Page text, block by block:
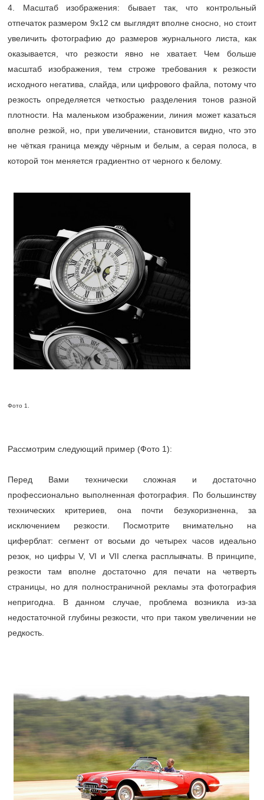
4. Масштаб изображения: бывает так, что контрольный
отпечаток размером 9х12 см выглядят вполне сносно, но стоит
увеличить фотографию до размеров журнального листа, как
оказывается, что резкости явно не хватает. Чем больше
масштаб изображения, тем строже требования к резкости
исходного негатива, слайда, или цифрового файла, потому что
резкость определяется четкостью разделения тонов разной
плотности. На маленьком изображении, линия может казаться
вполне резкой, но, при увеличении, становится видно, что это
не чёткая граница между чёрным и белым, а серая полоса, в
которой тон меняется градиентно от черного к белому.
Фото 1.
Рассмотрим следующий пример (Фото 1):
Перед Вами технически сложная и достаточно
профессионально выполненная фотография. По большинству
технических критериев, она почти безукоризненна, за
исключением резкости. Посмотрите внимательно на
циферблат: сегмент от восьми до четырех часов идеально
резок, но цифры V, VI и VII слегка расплывчаты. В принципе,
резкости там вполне достаточно для печати на четверть
страницы, но для полностраничной рекламы эта фотография
непригодна. В данном случае, проблема возникла из-за
недостаточной глубины резкости, что при таком увеличении не
редкость.